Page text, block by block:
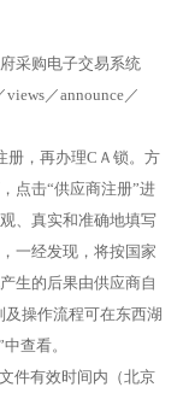
采购电子交易系统
／announce／
册，再办理CＡ锁。方
点击“供应商注册”进
、真实和准确地填写
一经发现，将按国家
生的后果由供应商自
操作流程可在东西湖
查看。
件有效时间内（北京